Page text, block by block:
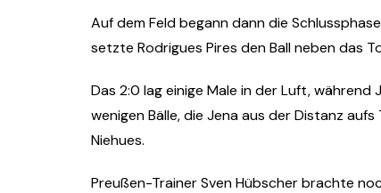
Auf dem Feld begann dann die
setzte Rodrigues Pires den Ball neben das
Das 2:0 lag einige Male in der Luft,
wenigen Bälle, die Jena aus der Distanz
Niehues.
Preußen-Trainer Sven Hübscher brachte